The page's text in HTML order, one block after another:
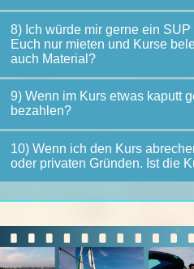
8) Ich würde mir gerne ein
Euch nur mieten und Kurse
auch Material?
9) Wenn im Kurs etwas kaputt
bezahlen?
10) Wenn ich den Kurs
oder privaten Gründen. Ist die